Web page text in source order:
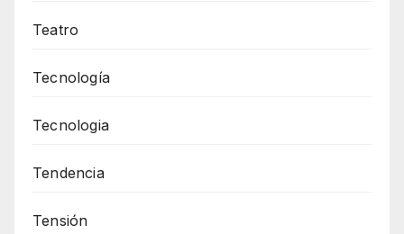
Teatro
Tecnología
Tecnologia
Tendencia
Tensión